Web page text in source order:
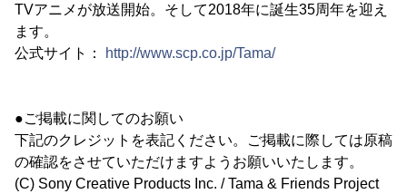
TVアニメが放送開始。そして2018年に誕生35周年を迎え
ます。
公式サイト：
http://www.scp.co.jp/Tama/
●ご掲載に関してのお願い
下記のクレジットを表記ください。ご掲載に際しては原稿
の確認をさせていただけますようお願いいたします。
(C) Sony Creative Products Inc. / Tama & Friends Project